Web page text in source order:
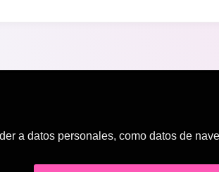
a datos personales, como datos de